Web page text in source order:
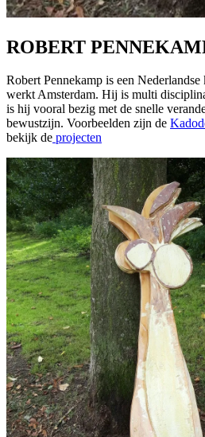
ROBERT
Robert Pennekamp is een
werkt Amsterdam. Hij is multi
is hij vooral bezig met de snelle
bewustzijn. Voorbeelden zijn de
bekijk de projecten